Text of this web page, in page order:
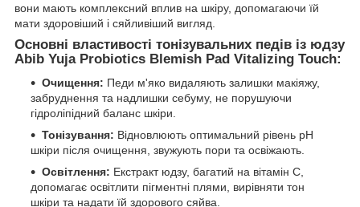
вони мають комплексний вплив на шкіру, допомагаючи їй
мати здоровіший і сяйливіший вигляд.
Основні властивості тонізувальних педів із юдзу
Abib Yuja Probiotics Blemish Pad Vitalizing Touch:
Очищення: Педи м'яко видаляють залишки макіяжу,
забруднення та надлишки себуму, не порушуючи
гідроліпідний баланс шкіри.
Тонізування: Відновлюють оптимальний рівень pH
шкіри після очищення, звужують пори та освіжають.
Освітлення: Екстракт юдзу, багатий на вітамін C,
допомагає освітлити пігментні плями, вирівняти тон
шкіри та надати їй здорового сяйва.